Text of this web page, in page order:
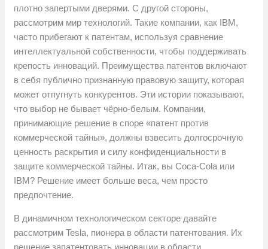
плотно запертыми дверями. С другой стороны,
рассмотрим мир технологий. Такие компании, как IBM,
часто прибегают к патентам, используя сравнение
интеллектуальной собственности, чтобы поддерживать
крепость инноваций. Преимущества патентов включают
в себя публично признанную правовую защиту, которая
может отпугнуть конкурентов. Эти истории показывают,
что выбор не бывает чёрно-белым. Компании,
принимающие решение в споре «патент против
коммерческой тайны», должны взвесить долгосрочную
ценность раскрытия и силу конфиденциальности в
защите коммерческой тайны. Итак, вы Coca-Cola или
IBM? Решение имеет больше веса, чем просто
предпочтение.
В динамичном технологическом секторе давайте
рассмотрим Tesla, пионера в области патентования. Их